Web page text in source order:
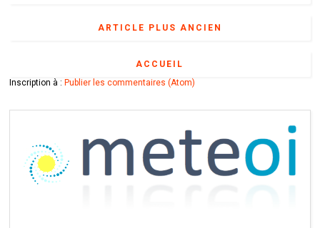
ARTICLE PLUS ANCIEN
ACCUEIL
Inscription à : Publier les commentaires (Atom)